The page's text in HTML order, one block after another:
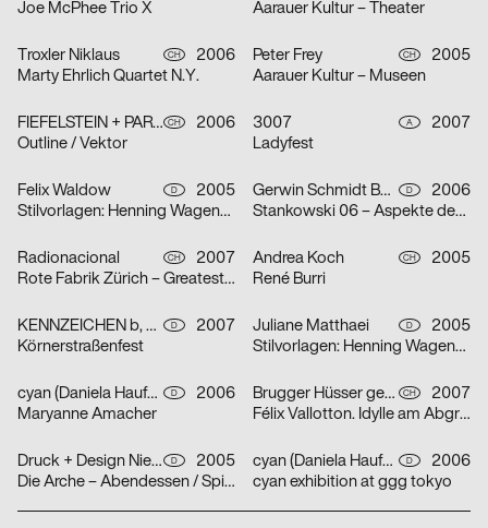
Joe McPhee Trio X
Aarauer Kultur – Theater
Troxler Niklaus CH
2006
Marty Ehrlich Quartet N.Y.
Peter Frey CH
2005
Aarauer Kultur – Museen
FIEFELSTEIN + PARTNER – BUREAU FÜR VISUELLE KOMMUNIKATION CH
2006
Outline / Vektor
3007 A
2007
Ladyfest
Felix Waldow D
2005
Stilvorlagen: Henning Wagenbreth
Gerwin Schmidt Büro für visuelle Gestaltung D
2006
Stankowski 06 – Aspekte des Gesamtwerks
Radionacional CH
2007
Rote Fabrik Zürich – Greatest Summer Resort
Andrea Koch CH
2005
René Burri
KENNZEICHEN b, Agentur für Markenkommunikation, Dirk Moll D
2007
Körnerstraßenfest
Juliane Matthaei D
2005
Stilvorlagen: Henning Wagenbreth
cyan (Daniela Haufe + Detlef Fiedler) D
2006
Maryanne Amacher
Brugger Hüsser gestalten CH
2007
Félix Vallotton. Idylle am Abgrund
Druck + Design Niehoff GmbH D
2005
Die Arche – Abendessen / Spielplatz
cyan (Daniela Haufe + Detlef Fiedler) D
2006
cyan exhibition at ggg tokyo